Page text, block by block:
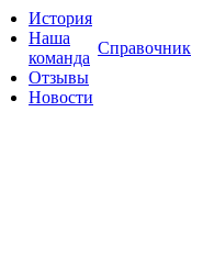
История
Наша
команда
Отзывы
Новости
Справочник